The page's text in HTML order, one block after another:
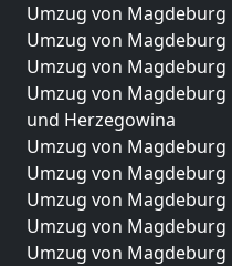
Umzug von
Umzug von Magdeburg
Umzug von
Umzug von Magdeburg
und Herzegowina
Umzug von Magdeburg
Umzug von Magdeburg
Umzug von Magdeburg
Umzug von Magdeburg
Umzug von Magdeburg